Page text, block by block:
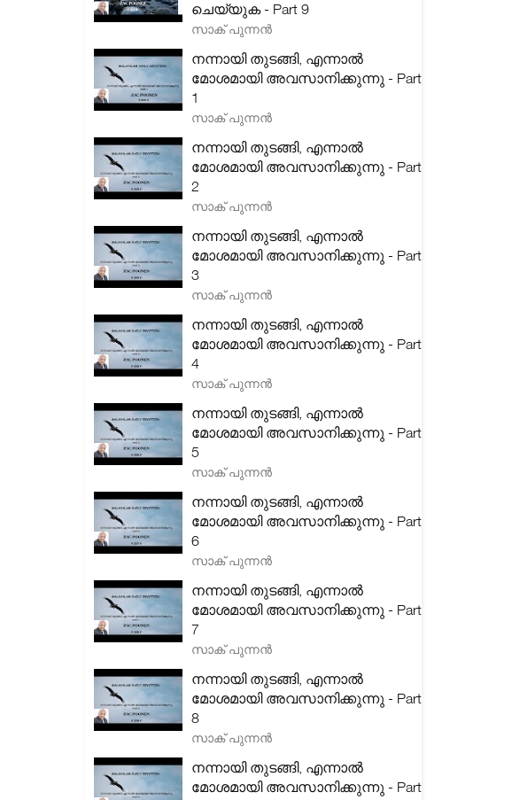
ചെയ്യുക - Part 9
സാക് പുന്നൻ
നന്നായി തുടങ്ങി, എന്നാൽ
മോശമായി അവസാനിക്കുന്നു - Part
1
സാക് പുന്നൻ
നന്നായി തുടങ്ങി, എന്നാൽ
മോശമായി അവസാനിക്കുന്നു - Part
2
സാക് പുന്നൻ
നന്നായി തുടങ്ങി, എന്നാൽ
മോശമായി അവസാനിക്കുന്നു - Part
3
സാക് പുന്നൻ
നന്നായി തുടങ്ങി, എന്നാൽ
മോശമായി അവസാനിക്കുന്നു - Part
4
സാക് പുന്നൻ
നന്നായി തുടങ്ങി, എന്നാൽ
മോശമായി അവസാനിക്കുന്നു - Part
5
സാക് പുന്നൻ
നന്നായി തുടങ്ങി, എന്നാൽ
മോശമായി അവസാനിക്കുന്നു - Part
6
സാക് പുന്നൻ
നന്നായി തുടങ്ങി, എന്നാൽ
മോശമായി അവസാനിക്കുന്നു - Part
7
സാക് പുന്നൻ
നന്നായി തുടങ്ങി, എന്നാൽ
മോശമായി അവസാനിക്കുന്നു - Part
8
സാക് പുന്നൻ
നന്നായി തുടങ്ങി, എന്നാൽ
മോശമായി അവസാനിക്കുന്നു - Part